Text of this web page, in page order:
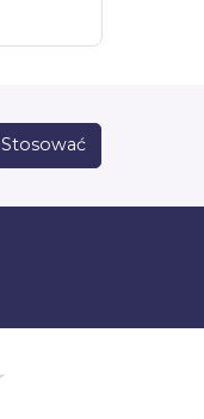
Stosować